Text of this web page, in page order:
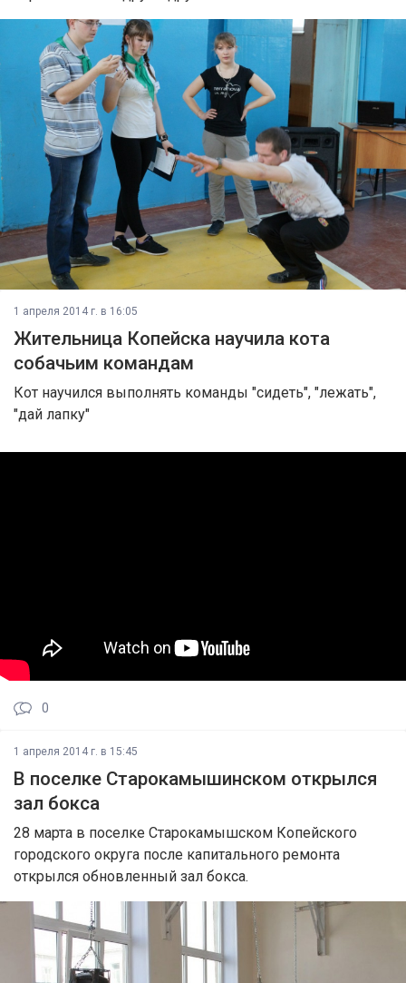
1 апреля 2014 г. в 16:05
Жительница Копейска научила кота
собачьим командам
Кот научился выполнять команды "сидеть", "лежать",
"дай лапку"
0
1 апреля 2014 г. в 15:45
В поселке Старокамышинском открылся
зал бокса
28 марта в поселке Старокамышском Копейского
городского округа после капитального ремонта
открылся обновленный зал бокса.